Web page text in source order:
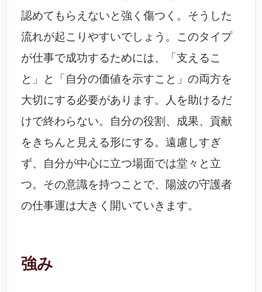
認めてもらえないと強く傷つく。そうした
流れが起こりやすいでしょう。このタイプ
が仕事で成功するためには、「支えるこ
と」と「自分の価値を示すこと」の両方を
大切にする必要があります。人を助けるだ
けで終わらない。自分の役割、成果、貢献
をきちんと見える形にする。遠慮しすぎ
ず、自分が中心に立つ場面では堂々と立
つ。その意識を持つことで、陽波の守護者
の仕事運は大きく開いていきます。
強み